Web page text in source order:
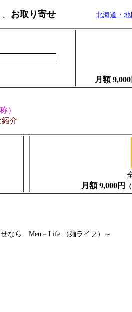
、 お取り寄せ 北海道・
月額
）
介
月額 9,000円
せなら Men － Life （麺ライフ）～